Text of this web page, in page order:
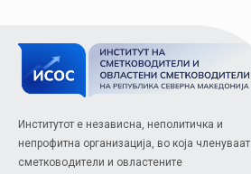
Институтот е независна, неполитичка и
непрофитна организација, во која членуваат
сметководители и овластените